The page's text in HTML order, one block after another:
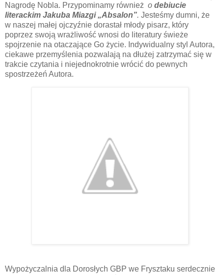
Nagrodę Nobla. Przypominamy również o debiucie
literackim Jakuba Miazgi „Absalon”. Jesteśmy dumni, że
w naszej małej ojczyźnie dorastał młody pisarz, który
poprzez swoją wrażliwość wnosi do literatury świeże
spojrzenie na otaczające Go życie. Indywidualny styl Autora,
ciekawe przemyślenia pozwalają na dłużej zatrzymać się w
trakcie czytania i niejednokrotnie wrócić do pewnych
spostrzeżeń Autora.
Wypożyczalnia dla Dorosłych GBP we Frysztaku serdecznie